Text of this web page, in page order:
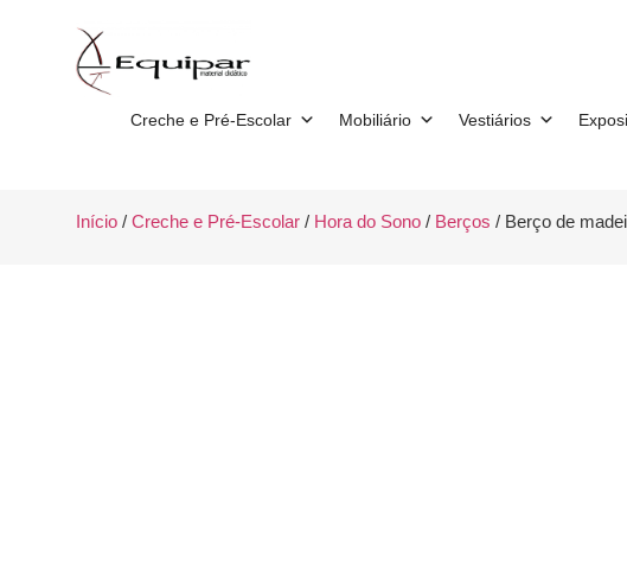
Creche e Pré-Escolar Mobiliário Vestiários
Início/ Creche e Pré-Escolar/ Hora do Sono/ Berços / Berço de